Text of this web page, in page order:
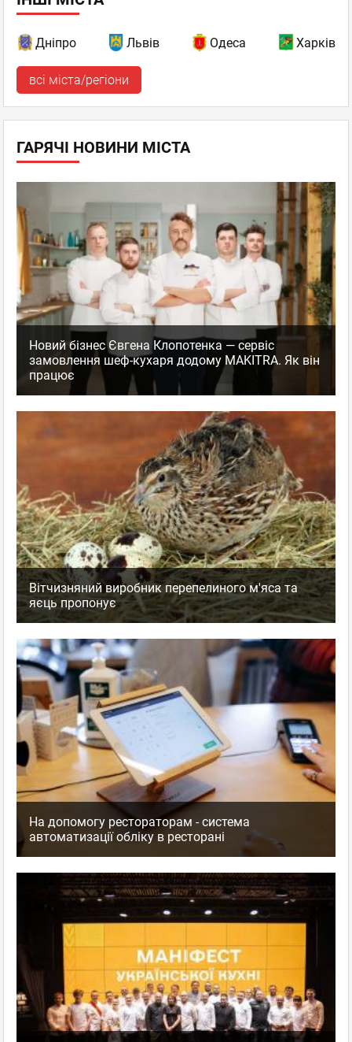
Дніпро Львів Одеса Харків
всі міста/регіони
ГАРЯЧІ НОВИНИ МІСТА
Новий бізнес Євгена Клопотенка — сервіс
замовлення шеф-кухаря додому MAKITRA. Як він
працює
Вітчизняний виробник перепелиного м'яса та
яєць пропонує
На допомогу рестораторам - система
автоматизації обліку в ресторані